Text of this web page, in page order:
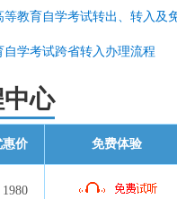
教育自学考试转出、转入及
学考试跨省转入办理流程
心
惠价 免费体验
1980